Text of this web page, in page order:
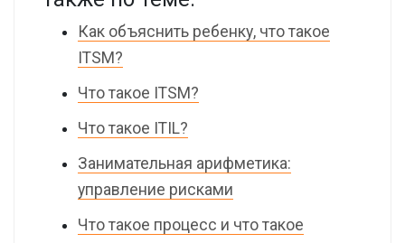
Как объяснить ребенку, что такое
ITSM?
Что такое ITSM?
Что такое ITIL?
Занимательная арифметика:
управление рисками
Что такое процесс и что такое